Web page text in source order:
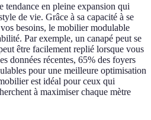
tendance en pleine expansion qui
de vie. Grâce à sa capacité à se
besoins, le mobilier modulable
Par exemple, un canapé peut se
être facilement replié lorsque vous
données récentes, 65% des foyers
pour une meilleure optimisation
est idéal pour ceux qui
à maximiser chaque mètre